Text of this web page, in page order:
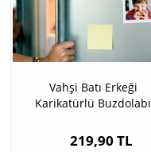
Vahşi Batı Erkeği
Karikatürlü Buzdolabı
219,90 TL